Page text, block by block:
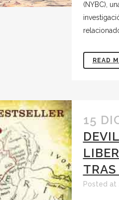
(NYBC),
READ
15
Posted at